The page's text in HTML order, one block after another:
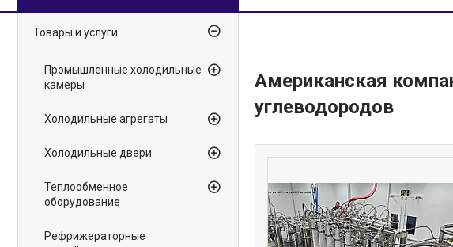
Американская
углеводородов
Товары и услуги
Промышленные холодильные
камеры
Холодильные агрегаты
Холодильные двери
Теплообменное
оборудование
Рефрижераторные